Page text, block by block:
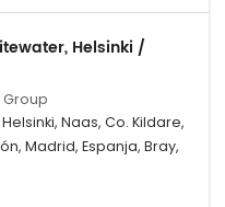
Helsinki /
Naas, Co. Kildare,
Madrid, Espanja, Bray,